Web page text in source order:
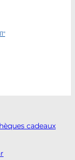
cadeaux